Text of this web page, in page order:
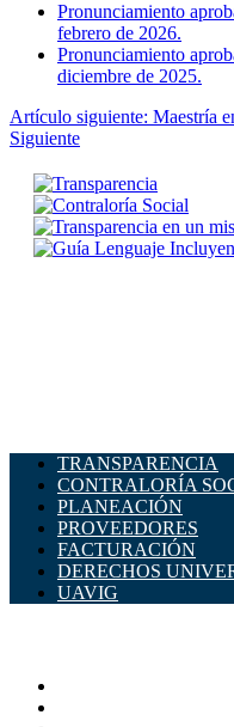
Pronunciamiento
febrero de 2026.
Pronunciamiento
diciembre de 2025.
Artículo siguiente: Maestría
Siguiente
TRANSPARENCIA
CONTRALORÍA
PLANEACIÓN
PROVEEDORES
FACTURACIÓN
DERECHOS
UAVIG